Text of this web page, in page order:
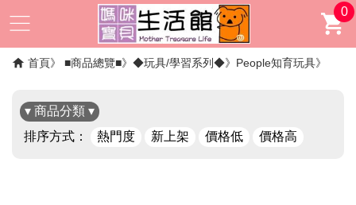
0
首頁 ■商品總覽■ ◆玩具/學習系列◆ People知育玩具
▾ 商品分類 ▾
排序方式：
熱門度 新上架 價格低 價格高